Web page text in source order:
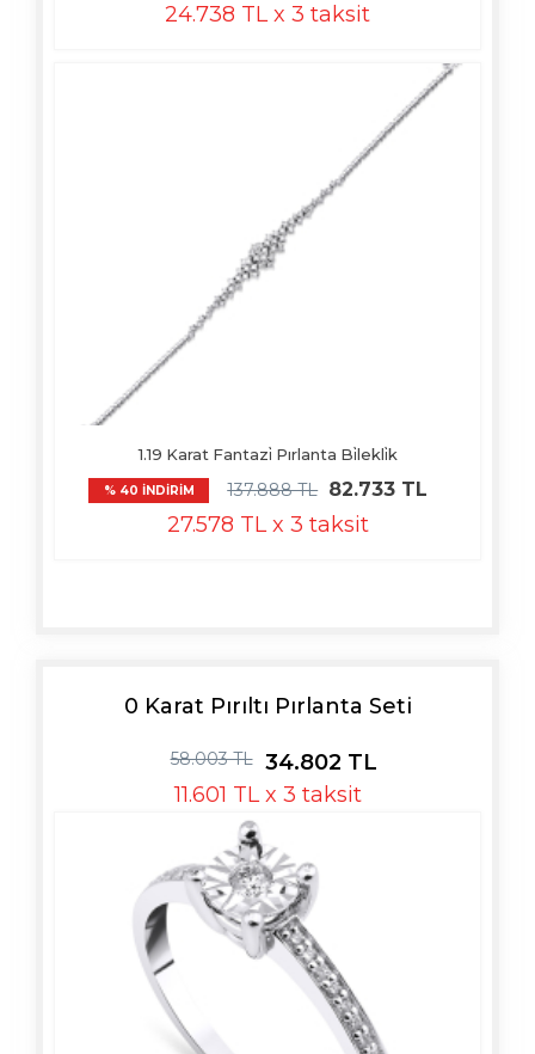
24.738 TL x 3 taksit
1.19 Karat Fantazi̇ Pırlanta Bi̇lekli̇k
% 40 İNDİRİM 137.888 TL 82.733 TL
27.578 TL x 3 taksit
0 Karat Pırıltı Pırlanta Seti
58.003 TL 34.802 TL
11.601 TL x 3 taksit